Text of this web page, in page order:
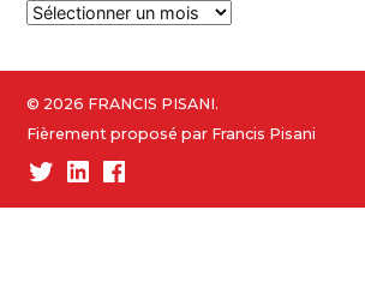
A
c
h
e
s
© 2026 FRANCIS PISANI.
Fièrement proposé par Francis Pisani
TwitterLinked-Facebook